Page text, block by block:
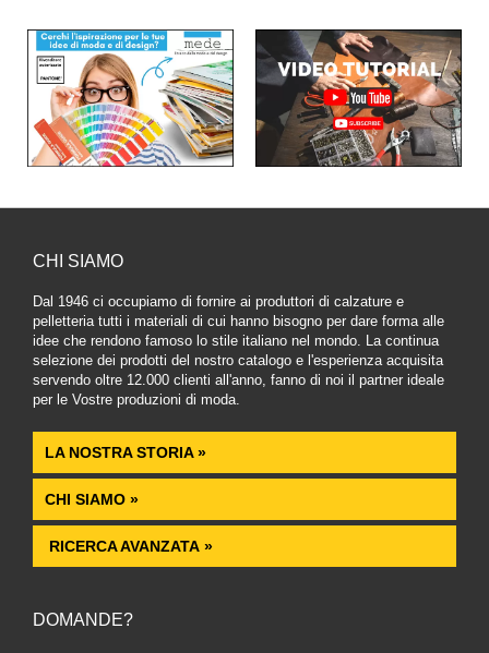
CHI SIAMO
Dal 1946 ci occupiamo di fornire ai produttori di calzature e
pelletteria tutti i materiali di cui hanno bisogno per dare forma alle
idee che rendono famoso lo stile italiano nel mondo. La continua
selezione dei prodotti del nostro catalogo e l'esperienza acquisita
servendo oltre 12.000 clienti all'anno, fanno di noi il partner ideale
per le Vostre produzioni di moda.
LA NOSTRA STORIA »
CHI SIAMO »
RICERCA AVANZATA »
DOMANDE?